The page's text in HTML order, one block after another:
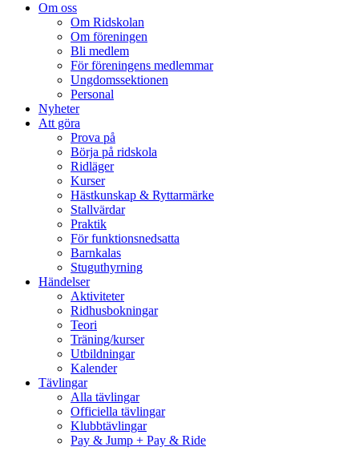
Om oss
Om Ridskolan
Om föreningen
Bli medlem
För föreningens medlemmar
Ungdomssektionen
Personal
Nyheter
Att göra
Prova på
Börja på ridskola
Ridläger
Kurser
Hästkunskap & Ryttarmärke
Stallvärdar
Praktik
För funktionsnedsatta
Barnkalas
Stuguthyrning
Händelser
Aktiviteter
Ridhusbokningar
Teori
Träning/kurser
Utbildningar
Kalender
Tävlingar
Alla tävlingar
Officiella tävlingar
Klubbtävlingar
Pay & Jump + Pay & Ride